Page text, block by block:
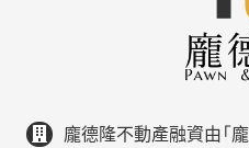
龐德隆不動產融資由「